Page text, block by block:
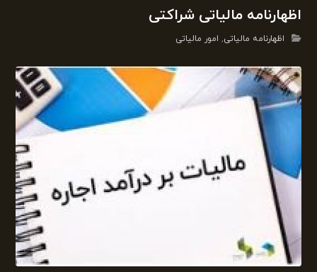
اظهارنامه مالیاتی شراکتی
اظهارنامه مالیاتی, امور مالیاتی